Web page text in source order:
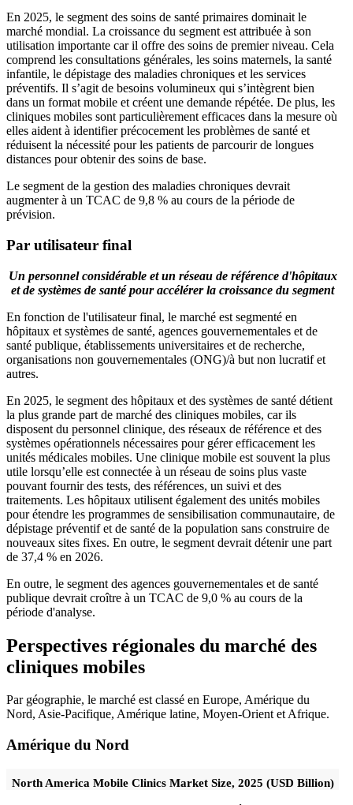
En 2025, le segment des soins de santé primaires dominait le
marché mondial. La croissance du segment est attribuée à son
utilisation importante car il offre des soins de premier niveau. Cela
comprend les consultations générales, les soins maternels, la santé
infantile, le dépistage des maladies chroniques et les services
préventifs. Il s’agit de besoins volumineux qui s’intègrent bien
dans un format mobile et créent une demande répétée. De plus, les
cliniques mobiles sont particulièrement efficaces dans la mesure où
elles aident à identifier précocement les problèmes de santé et
réduisent la nécessité pour les patients de parcourir de longues
distances pour obtenir des soins de base.
Le segment de la gestion des maladies chroniques devrait
augmenter à un TCAC de 9,8 % au cours de la période de
prévision.
Par utilisateur final
Un personnel considérable et un réseau de référence d'hôpitaux
et de systèmes de santé pour accélérer la croissance du segment
En fonction de l'utilisateur final, le marché est segmenté en
hôpitaux et systèmes de santé, agences gouvernementales et de
santé publique, établissements universitaires et de recherche,
organisations non gouvernementales (ONG)/à but non lucratif et
autres.
En 2025, le segment des hôpitaux et des systèmes de santé détient
la plus grande part de marché des cliniques mobiles, car ils
disposent du personnel clinique, des réseaux de référence et des
systèmes opérationnels nécessaires pour gérer efficacement les
unités médicales mobiles. Une clinique mobile est souvent la plus
utile lorsqu’elle est connectée à un réseau de soins plus vaste
pouvant fournir des tests, des références, un suivi et des
traitements. Les hôpitaux utilisent également des unités mobiles
pour étendre les programmes de sensibilisation communautaire, de
dépistage préventif et de santé de la population sans construire de
nouveaux sites fixes. En outre, le segment devrait détenir une part
de 37,4 % en 2026.
En outre, le segment des agences gouvernementales et de santé
publique devrait croître à un TCAC de 9,0 % au cours de la
période d'analyse.
Perspectives régionales du marché des
cliniques mobiles
Par géographie, le marché est classé en Europe, Amérique du
Nord, Asie-Pacifique, Amérique latine, Moyen-Orient et Afrique.
Amérique du Nord
North America Mobile Clinics Market Size, 2025 (USD Billion)